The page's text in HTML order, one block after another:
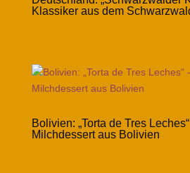
Klassiker aus dem
Bolivien: „Torta de Tres
Milchdessert aus Bolivien